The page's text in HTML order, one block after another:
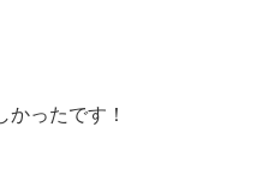
かったです！